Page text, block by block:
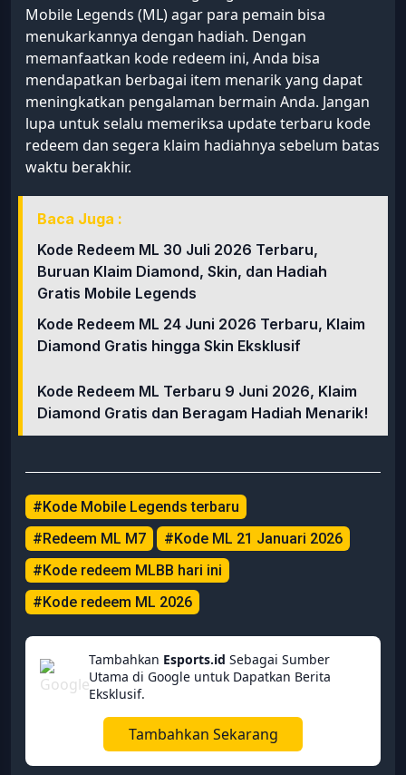
Mobile Legends (ML) agar para pemain bisa
menukarkannya dengan hadiah. Dengan
memanfaatkan kode redeem ini, Anda bisa
mendapatkan berbagai item menarik yang dapat
meningkatkan pengalaman bermain Anda. Jangan
lupa untuk selalu memeriksa update terbaru kode
redeem dan segera klaim hadiahnya sebelum batas
waktu berakhir.
Baca Juga :
Kode Redeem ML 30 Juli 2026 Terbaru,
Buruan Klaim Diamond, Skin, dan Hadiah
Gratis Mobile Legends
Kode Redeem ML 24 Juni 2026 Terbaru, Klaim
Diamond Gratis hingga Skin Eksklusif
Kode Redeem ML Terbaru 9 Juni 2026, Klaim
Diamond Gratis dan Beragam Hadiah Menarik!
#Kode Mobile Legends terbaru
#Redeem ML M7
#Kode ML 21 Januari 2026
#Kode redeem MLBB hari ini
#Kode redeem ML 2026
Tambahkan Esports.id Sebagai Sumber
Utama di Google untuk Dapatkan Berita
Eksklusif.
Tambahkan Sekarang